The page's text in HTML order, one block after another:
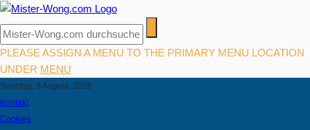
PLEASE ASSIGN A MENU TO THE PRIMARY MENU LOCATION
UNDER MENU
Sonntag, 9 August, 2026
Kontakt
Cookies